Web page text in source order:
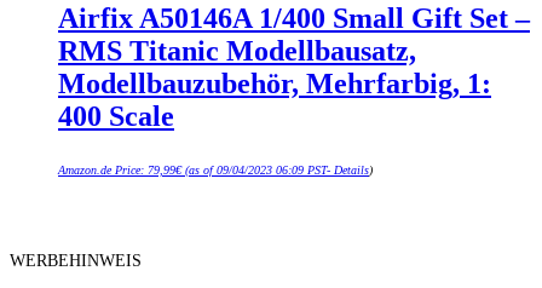
Airfix A50146A 1/400 Small Gift Set –
RMS Titanic Modellbausatz,
Modellbauzubehör, Mehrfarbig, 1:
400 Scale
Amazon.de Price: 79,99€(as of 09/04/2023 06:09 PST- Details)
WERBEHINWEIS